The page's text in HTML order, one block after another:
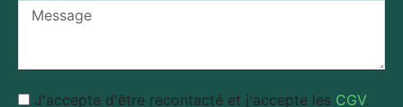
J'accepte d'être recontacté et j'accepte les CGV.